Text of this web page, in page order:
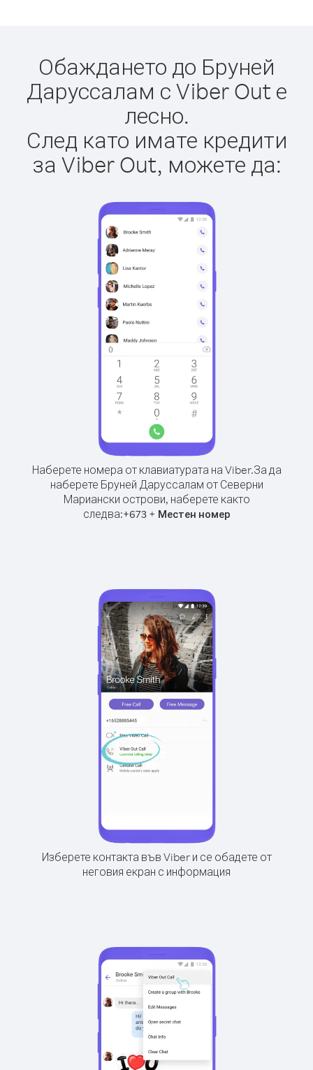
Обаждането до Бруней
Даруссалам с Viber Out е
лесно.
След като имате кредити
за Viber Out, можете да:
Наберете номера от клавиатурата на Viber.За да
наберете Бруней Даруссалам от Северни
Мариански острови, наберете както
следва:+673+ Местен номер
Изберете контакта във Viber и се обадете от
неговия екран с информация